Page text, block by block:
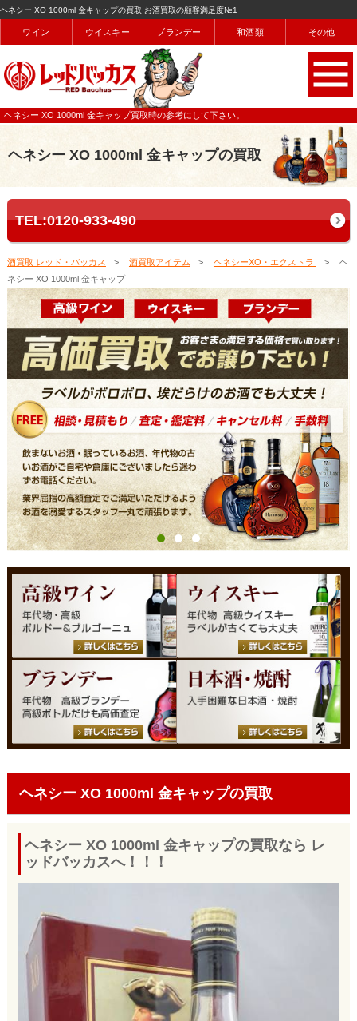
ヘネシー XO 1000ml 金キャップの買取 お酒買取の顧客満足度№1
ワイン ウイスキー ブランデー 和酒類 その他
ヘネシー XO 1000ml 金キャップ買取時の参考にして下さい。
ヘネシー XO 1000ml 金キャップの買取
TEL:0120-933-490
酒買取 レッド・バッカス 酒買取アイテム ヘネシーXO・エクストラ
ヘ
ネシー XO 1000ml 金キャップ
ヘネシー XO 1000ml 金キャップの買取
ヘネシー XO 1000ml 金キャップの買取なら レ
ッドバッカスへ！！！